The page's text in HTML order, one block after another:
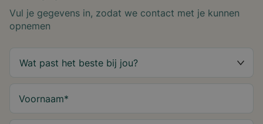
Vul je gegevens in, zodat we contact met je kunnen
opnemen
Voornaam*